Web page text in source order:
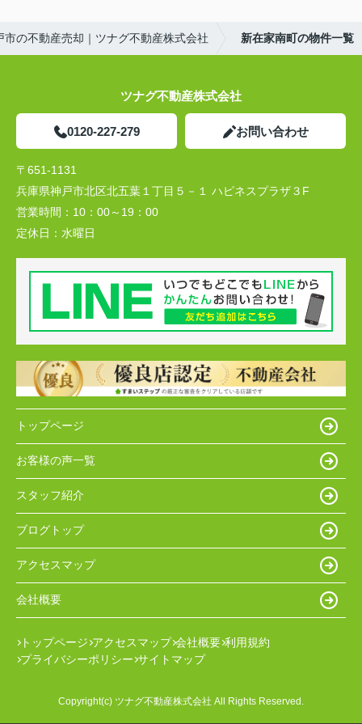
市の不動産売却｜ツナグ不動産株式会社 新在家南町の物件一覧
ツナグ不動産株式会社
0120-227-279 お問い合わせ
〒651-1131
兵庫県神戸市北区北五葉１丁目５－１ ハピネスプラザ３F
営業時間： 10：00～19：00
定休日： 水曜日
トップページ
お客様の声一覧
スタッフ紹介
ブログトップ
アクセスマップ
会社概要
トップページ アクセスマップ 会社概要 利用規約
プライバシーポリシー サイトマップ
Copyright(c) ツナグ不動産株式会社 All Rights Reserved.